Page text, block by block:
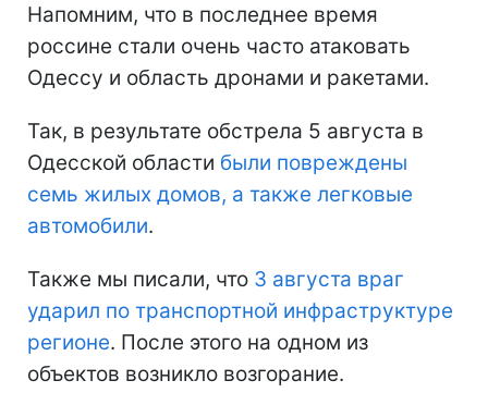
Напомним, что в последнее время
россине стали очень часто атаковать
Одессу и область дронами и ракетами.
Так, в результате обстрела 5 августа в
Одесской области были повреждены
семь жилых домов, а также легковые
автомобили.
Также мы писали, что 3 августа враг
ударил по транспортной инфраструктуре
регионе. После этого на одном из
объектов возникло возгорание.